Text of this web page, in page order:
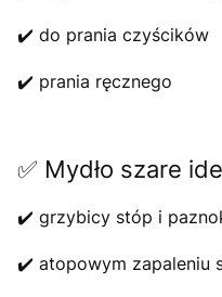
✔️ do prania czyścików
✔️ prania ręcznego
✅ Mydło szare
✔️ grzybicy stóp i
✔️ atopowym zapaleniu